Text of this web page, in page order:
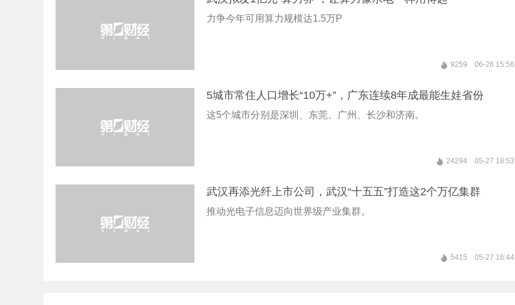
力争今年可用算力规模达1.5万P
9259 06-26 15:56
5城市常住人口增长“10万+”，广东连续8年成最能生娃省份
这5个城市分别是深圳、东莞、广州、长沙和济南。
24294 05-27 18:53
武汉再添光纤上市公司，武汉“十五五”打造这2个万亿集群
推动光电子信息迈向世界级产业集群。
5415 05-27 16:44